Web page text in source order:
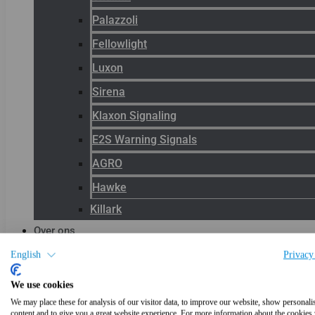
English
We use cookies
We may place these for analysis of our visitor data, to improve our website, show
Palazzoli
Fellowlight
Luxon
Sirena
Klaxon Signaling
E2S Warning Signals
AGRO
Hawke
Killark
Over ons
Blog
Productnieuws